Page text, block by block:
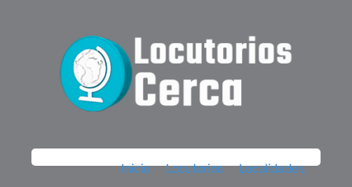
Inicio Locutorios Localidades